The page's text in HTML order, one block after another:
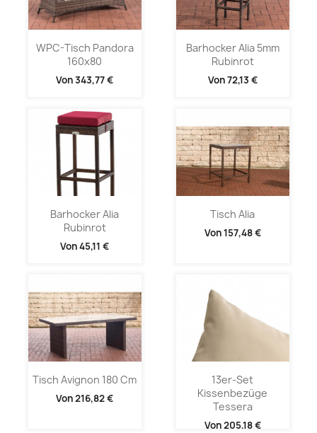
WPC-Tisch Pandora
160x80
Von343,77 €
Barhocker Alia 5mm
Rubinrot
Von72,13 €
Barhocker Alia
Rubinrot
Von45,11 €
Tisch Alia
Von157,48 €
Tisch Avignon 180 Cm
Von216,82 €
13er-Set
Kissenbezüge
Tessera
Von205,18 €